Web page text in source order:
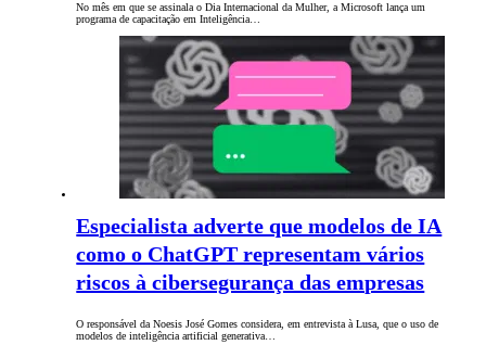
No mês em que se assinala o Dia Internacional da Mulher, a Microsoft lança um
programa de capacitação em Inteligência…
Especialista adverte que modelos de IA
como o ChatGPT representam vários
riscos à cibersegurança das empresas
O responsável da Noesis José Gomes considera, em entrevista à Lusa, que o uso de
modelos de inteligência artificial generativa…